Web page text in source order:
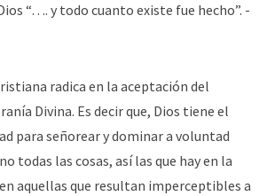
“…. y todo cuanto existe fue hecho”. -
radica en la aceptación del
Divina. Es decir que, Dios tiene el
para señorear y dominar a voluntad
todas las cosas, así las que hay en la
aquellas que resultan imperceptibles a